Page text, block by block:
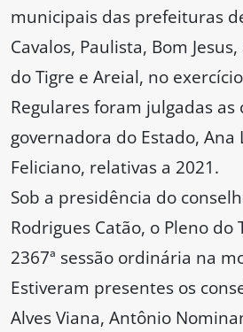
municipais das prefeituras
Cavalos, Paulista, Bom Jesus,
do Tigre e Areial, no
Regulares foram julgadas as
governadora do Estado, Ana
Feliciano, relativas a 2021.
Sob a presidência do
Rodrigues Catão, o Pleno do
2367ª sessão ordinária na
Estiveram presentes os
Alves Viana, Antônio